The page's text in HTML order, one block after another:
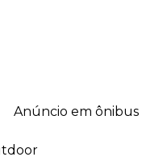
anúncio em ônibus